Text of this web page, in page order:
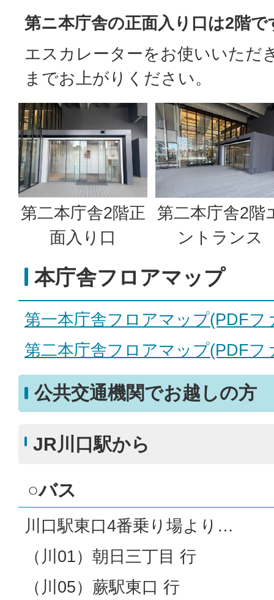
第ニ本庁舎の正面入り口は2階で
エスカレーターをお使いいただ
までお上がりください。
第二本庁舎2階正
面入り口
第二本庁舎2階
ントランス
本庁舎フロアマップ
第一本庁舎フロアマップ(PDFフ
第二本庁舎フロアマップ(PDFフ
公共交通機関でお越しの方
JR川口駅から
○バス
川口駅東口4番乗り場より…
（川01）朝日三丁目 行
（川05）蕨駅東口 行